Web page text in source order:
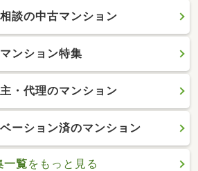
談の中古マンション
ンション特集
・代理のマンション
ーション済のマンション
一覧をもっと見る